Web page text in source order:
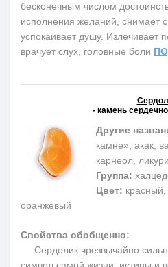
бесконечным числом
исполнения желаний, снимает
успокаивает душу. Излечивает
врачует слух, головные боли
- камень
Другие
камне», акак,
карнеол,
Группа:
Цвет:
оранжевый
Свойства обобщенно:
Сердолик чрезвычайно